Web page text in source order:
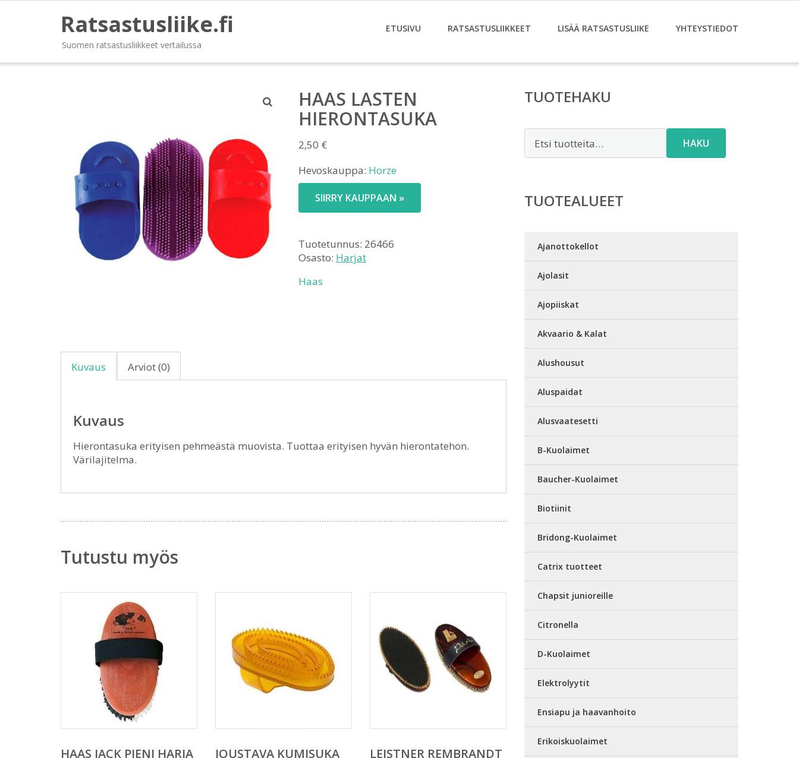
Ratsastusliike.fi
Suomen ratsastusliikkeet vertailussa
ETUSIVU RATSASTUSLIIKKEET LISÄÄ RATSASTUSLIIKE YHTEYSTIEDOT
HAAS LASTEN
HIERONTASUKA
2,50 €
Hevoskauppa: Horze
SIIRRY KAUPPAAN »
Tuotetunnus: 26466
Osasto: Harjat
Haas
Kuvaus Arviot (0)
Kuvaus
Hierontasuka erityisen pehmeästä muovista. Tuottaa erityisen hyvän hierontatehon.
Värilajitelma.
Tutustu myös
HAAS JACK PIENI HARJA
JOUSTAVA KUMISUKA
LEISTNER REMBRANDT
TUOTEHAKU
HAKU
TUOTEALUEET
Ajanottokellot
Ajolasit
Ajopiiskat
Akvaario & Kalat
Alushousut
Aluspaidat
Alusvaatesetti
B-Kuolaimet
Baucher-Kuolaimet
Biotiinit
Bridong-Kuolaimet
Catrix tuotteet
Chapsit junioreille
Citronella
D-Kuolaimet
Elektrolyytit
Ensiapu ja haavanhoito
Erikoiskuolaimet